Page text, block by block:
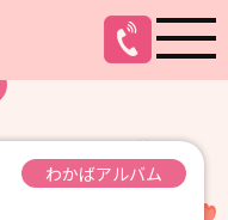
わかばアルバム